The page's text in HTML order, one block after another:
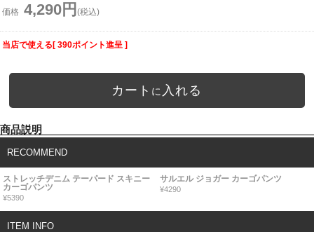
価格 4,290円 (税込)
当店で使える[ 390ポイント進呈 ]
カート に 入れる
商品説明
RECOMMEND
ストレッチデニム テーパード スキニー
カーゴパンツ
¥5390
サルエル ジョガー カーゴパンツ
¥4290
ITEM INFO